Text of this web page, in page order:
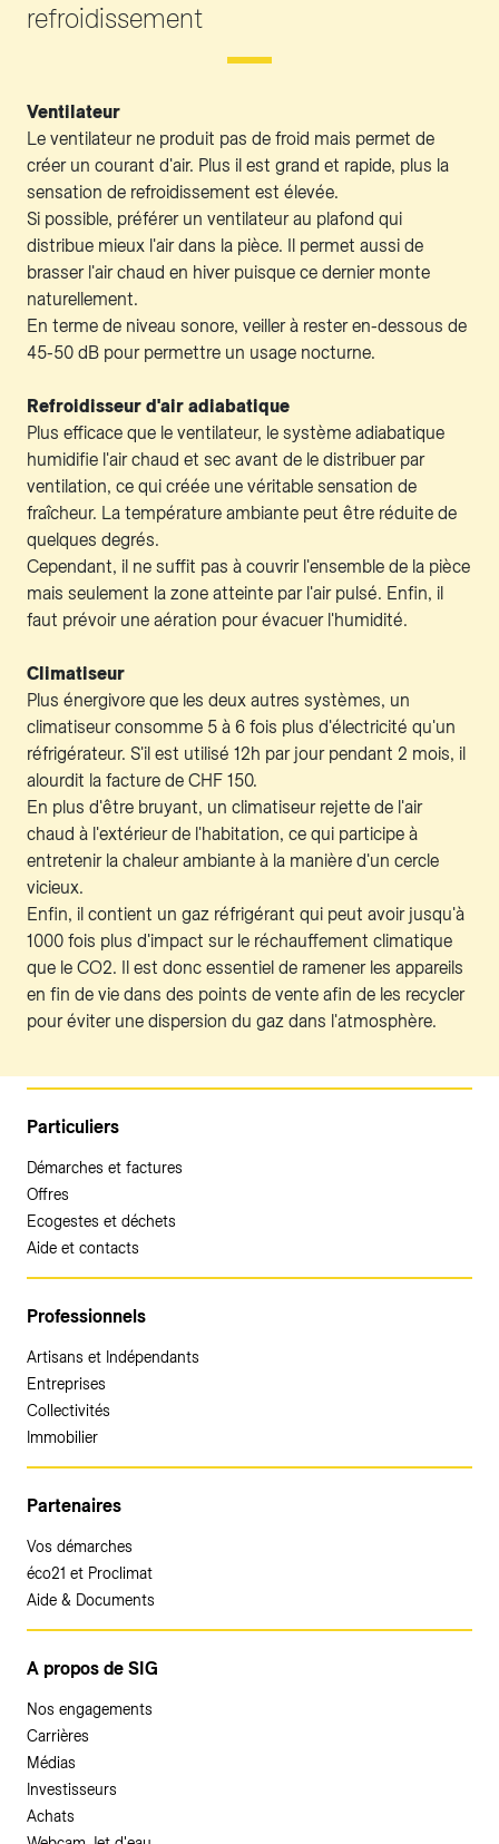
refroidissement
Ventilateur
Le ventilateur ne produit pas de froid mais permet de
créer un courant d'air. Plus il est grand et rapide, plus la
sensation de refroidissement est élevée.
Si possible, préférer un ventilateur au plafond qui
distribue mieux l'air dans la pièce. Il permet aussi de
brasser l'air chaud en hiver puisque ce dernier monte
naturellement.
En terme de niveau sonore, veiller à rester en-dessous de
45-50 dB pour permettre un usage nocturne.
Refroidisseur d'air adiabatique
Plus efficace que le ventilateur, le système adiabatique
humidifie l'air chaud et sec avant de le distribuer par
ventilation, ce qui créée une véritable sensation de
fraîcheur. La température ambiante peut être réduite de
quelques degrés.
Cependant, il ne suffit pas à couvrir l'ensemble de la pièce
mais seulement la zone atteinte par l'air pulsé. Enfin, il
faut prévoir une aération pour évacuer l'humidité.
Climatiseur
Plus énergivore que les deux autres systèmes, un
climatiseur consomme 5 à 6 fois plus d'électricité qu'un
réfrigérateur. S'il est utilisé 12h par jour pendant 2 mois, il
alourdit la facture de CHF 150.
En plus d'être bruyant, un climatiseur rejette de l'air
chaud à l'extérieur de l'habitation, ce qui participe à
entretenir la chaleur ambiante à la manière d'un cercle
vicieux.
Enfin, il contient un gaz réfrigérant qui peut avoir jusqu'à
1000 fois plus d'impact sur le réchauffement climatique
que le CO2. Il est donc essentiel de ramener les appareils
en fin de vie dans des points de vente afin de les recycler
pour éviter une dispersion du gaz dans l'atmosphère.
Particuliers
Démarches et factures
Offres
Ecogestes et déchets
Aide et contacts
Professionnels
Artisans et Indépendants
Entreprises
Collectivités
Immobilier
Partenaires
Vos démarches
éco21 et Proclimat
Aide & Documents
A propos de SIG
Nos engagements
Carrières
Médias
Investisseurs
Achats